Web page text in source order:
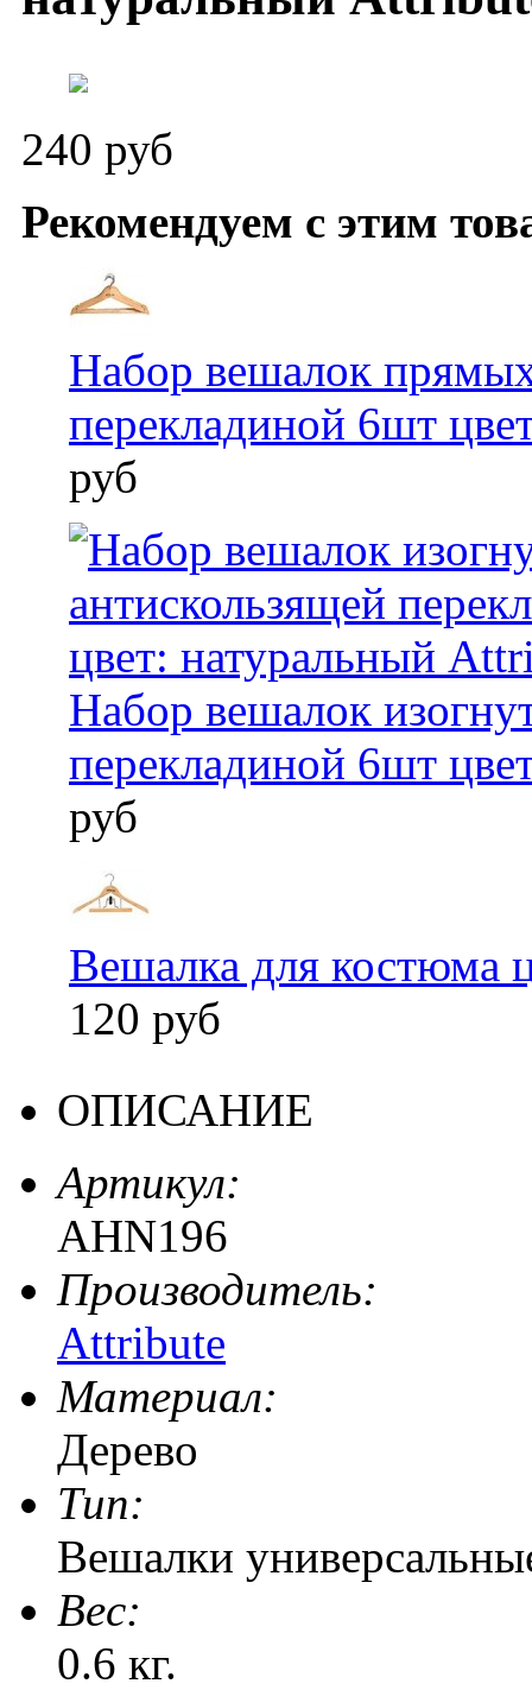
240 руб
Рекомендуем с этим
Набор вешалок
перекладиной 6шт
руб
Набор вешалок
перекладиной 6шт
руб
Вешалка для костюма
120 руб
ОПИСАНИЕ
Артикул:
AHN196
Производитель:
Attribute
Материал:
Дерево
Тип:
Вешалки
Веc:
0.6 кг.